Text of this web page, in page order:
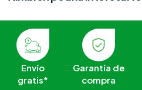
Envío
gratis*
Garantía de
compra